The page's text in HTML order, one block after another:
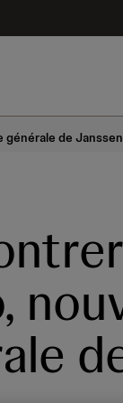
de